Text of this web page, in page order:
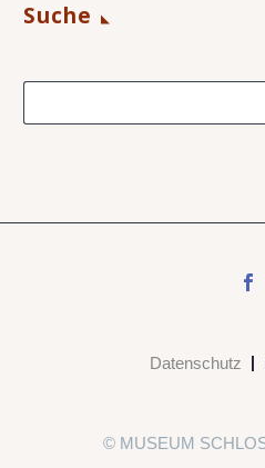
Suche
Datenschutz
© MUSEUM